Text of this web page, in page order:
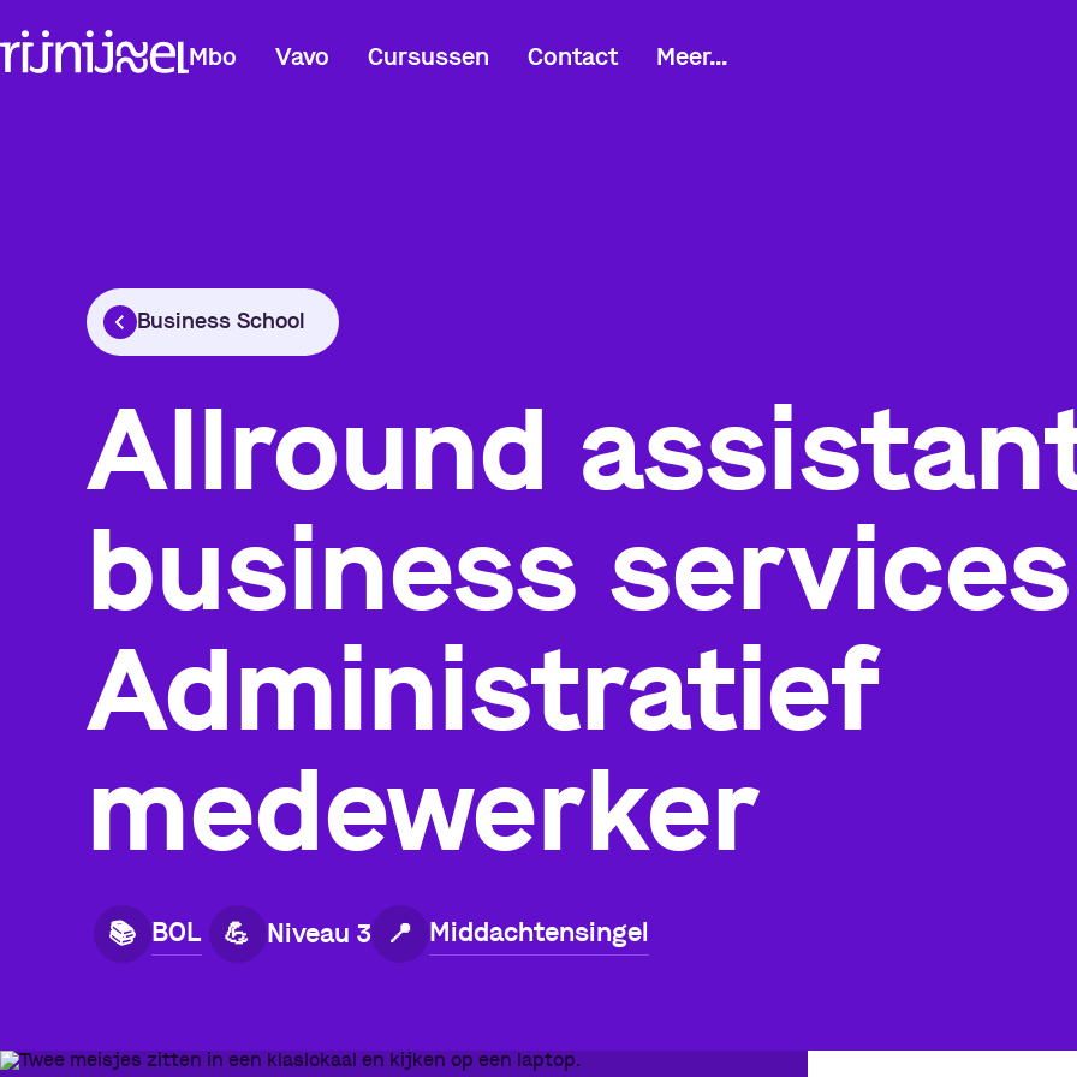
Mbo Vavo Cursussen Contact Meer...
Business School
Allround
business
Administratief
medewerker
📚 BOL 💪 Niveau 3 📍 Middachtensingel